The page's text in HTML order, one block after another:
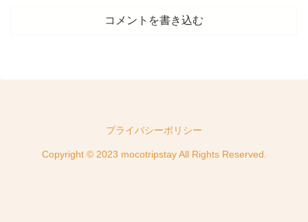
コメントを書き込む
プライバシーポリシー
Copyright © 2023 mocotripstay All Rights Reserved.